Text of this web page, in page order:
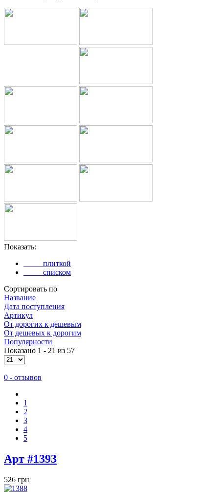
Показать:
плиткой
списком
Сортировать по
Название
Дата поступления
Артикул
Oт дорогих к дешевым
От дешевых к дорогим
Популярности
Показано 1 - 21 из 57
0 - отзывов
1
2
3
4
5
Арт #1393
526 грн